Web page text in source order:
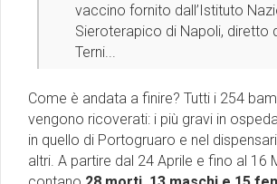
vaccino fornito dall’Istituto
Sieroterapico di Napoli, diretto
Terni...
Come è andata a finire? Tutti i 254
vengono ricoverati: i più gravi in
in quello di Portogruaro e nel
altri. A partire dal 24 Aprile e fino al 16